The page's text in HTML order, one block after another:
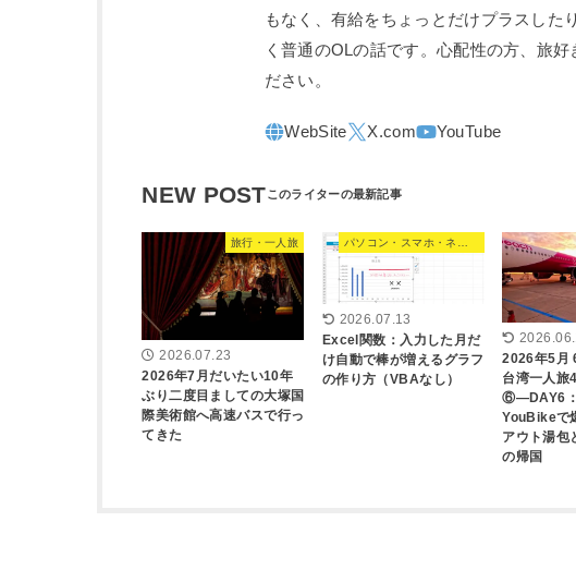
もなく、有給をちょっとだけプラスした
く普通のOLの話です。心配性の方、旅
ださい。
NEW POST
旅行・一人旅
2026.07.23
2026年7月だいたい10年
ぶり二度目ましての大塚国
際美術館へ高速バスで行っ
てきた
2026.07.13
Excel関数：入力した月だ
け自動で棒が増えるグラフ
の作り方（VBAなし）
2026年5月
台湾一人旅
⑥―DAY6：
YouBikeで
アウト湯包
の帰国